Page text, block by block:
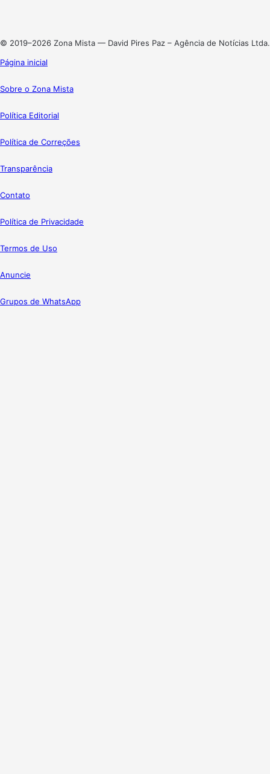
© 2019–2026 Zona Mista — David Pires Paz – Agência de Notícias Ltda.
Página inicial
Sobre o Zona Mista
Política Editorial
Política de Correções
Transparência
Contato
Política de Privacidade
Termos de Uso
Anuncie
Grupos de WhatsApp